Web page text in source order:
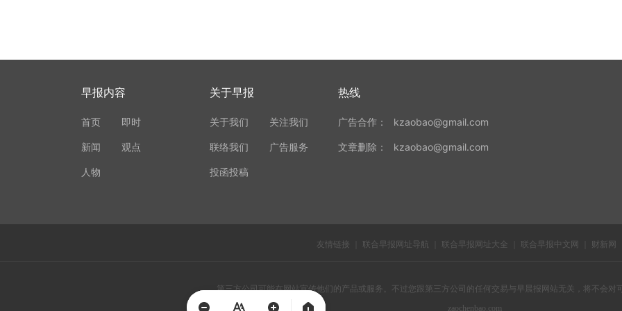
早报内容
首页 即时
新闻 观点
人物
关于早报
关于我们 关注我们
联络我们 广告服务
投函投稿
热线
广告合作： kzaobao@gmail.com
文章删除： kzaobao@gmail.com
友情链接 联合早报网址导航 联合早报网址大全 联合早报中文网 财新网
第三方公司可能在网站宣传他们的产品或服务。不过您跟第三方公司的任何交易与早晨报网站无关，将不会对
zaochenbao.com